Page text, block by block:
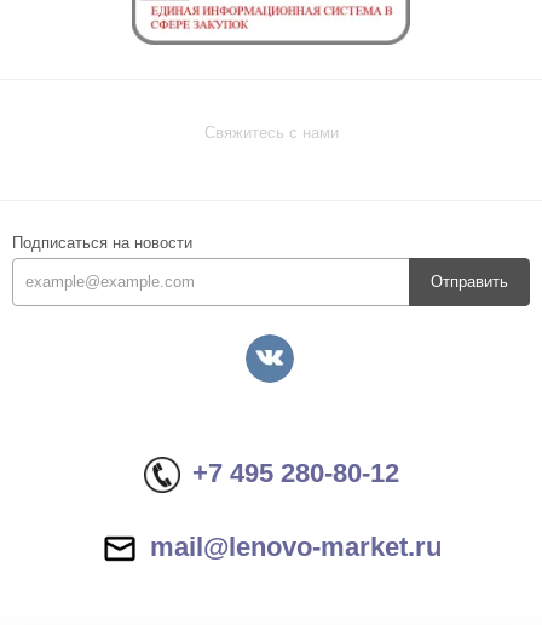
Свяжитесь с нами
Подписаться на новости
Отправить
+7 495 280-80-12
mail@lenovo-market.ru